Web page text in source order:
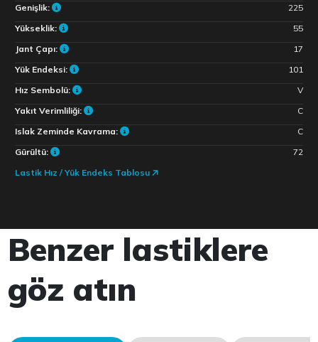
Genişlik:
225
Yükseklik:
55
Jant Çapı:
17
Yük Endeksi:
101
Hız Sembolü:
V
Yakıt Verimliliği:
C
Islak Zeminde Kavrama:
C
Gürültü:
72
Lastik Hız / Yük Endeks Tablosu
Benzer lastiklere
göz atın